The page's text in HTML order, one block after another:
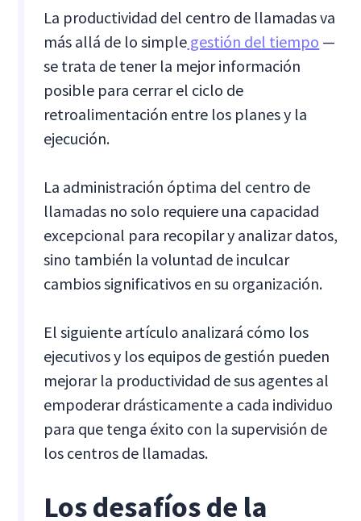
La productividad del centro de llamadas va
más allá de lo simple gestión del tiempo —
se trata de tener la mejor información
posible para cerrar el ciclo de
retroalimentación entre los planes y la
ejecución.
La administración óptima del centro de
llamadas no solo requiere una capacidad
excepcional para recopilar y analizar datos,
sino también la voluntad de inculcar
cambios significativos en su organización.
El siguiente artículo analizará cómo los
ejecutivos y los equipos de gestión pueden
mejorar la productividad de sus agentes al
empoderar drásticamente a cada individuo
para que tenga éxito con la supervisión de
los centros de llamadas.
Los desafíos de la